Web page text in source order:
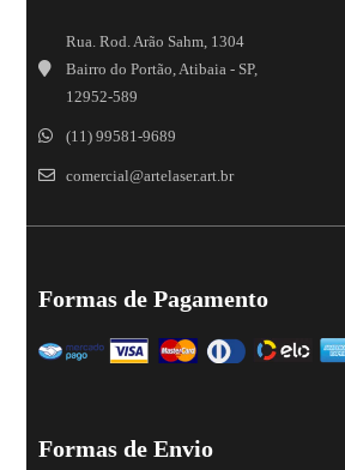
Rua. Rod. Arão Sahm, 1304
Bairro do Portão, Atibaia - SP,
12952-589
(11) 99581-9689
comercial@artelaser.art.br
Formas de Pagamento
Formas de Envio